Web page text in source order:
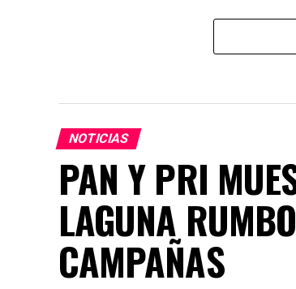
NOTICIAS
PAN Y PRI
LAGUNA
CAMPAÑAS